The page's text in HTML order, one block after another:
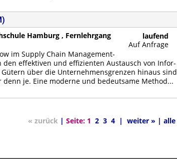
laufend
Auf Anfrage
Hamburg , Fernlehrgang
im Sup­p­ly Chain Ma­nage­ment­
den ef­fek­ti­ven und ef­fi­zi­en­ten Aus­tausch von In­for­
über die Un­ter­neh­mens­gren­zen hin­aus sind
denn je. Ei­ne mo­der­ne und be­deut­sa­me Me­thod...
« zurück | Seite: 1 2 3 4 | weiter » | alle